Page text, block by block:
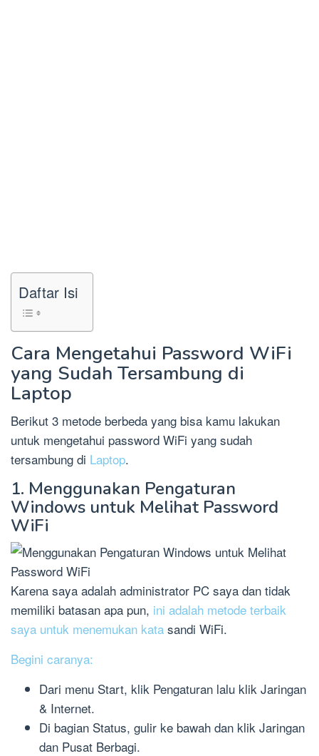
Daftar Isi
Cara Mengetahui Password WiFi
yang Sudah Tersambung di
Laptop
Berikut 3 metode berbeda yang bisa kamu lakukan
untuk mengetahui password WiFi yang sudah
tersambung di Laptop.
1. Menggunakan Pengaturan
Windows untuk Melihat Password
WiFi
Karena saya adalah administrator PC saya dan tidak
memiliki batasan apa pun, ini adalah metode terbaik
saya untuk menemukan kata sandi WiFi.
Begini caranya:
Dari menu Start, klik Pengaturan lalu klik Jaringan
& Internet.
Di bagian Status, gulir ke bawah dan klik Jaringan
dan Pusat Berbagi.